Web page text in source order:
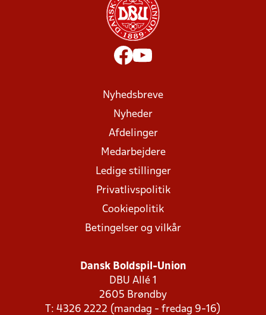
Nyhedsbreve
Nyheder
Afdelinger
Medarbejdere
Ledige stillinger
Privatlivspolitik
Cookiepolitik
Betingelser og vilkår
Dansk Boldspil-Union
DBU Allé 1
2605 Brøndby
T: 4326 2222 (mandag - fredag 9-16)